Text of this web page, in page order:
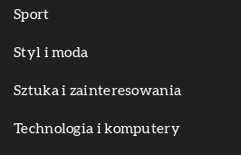
Sport
Styl i moda
Sztuka i zainteresowania
Technologia i komputery